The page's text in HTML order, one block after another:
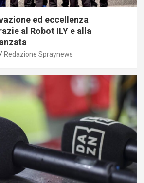
ed eccellenza
al Robot ILY e alla
Redazione Spraynews